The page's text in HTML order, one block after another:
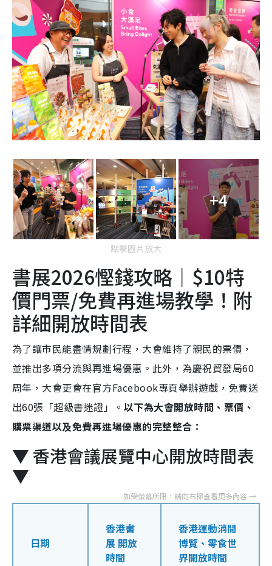
+4
點擊圖片放大
書展2026慳錢攻略｜$10特
價門票/免費再進場教學！附
詳細開放時間表
為了讓市民能盡情規劃行程，大會維持了親民的票價，
並推出多項分流與再進場優惠。此外，為慶祝貿發局60
周年，大會更會在官方Facebook專頁舉辦遊戲，免費送
出60張「超級書迷證」。 以下為大會開放時間、票價、
購票渠道以及免費再進場優惠的完整整合：
▼ 香港會議展覽中心開放時間表
▼
日期
香港書
展 開放
時間
香港運動消閒
博覽、零食世
界開放時間